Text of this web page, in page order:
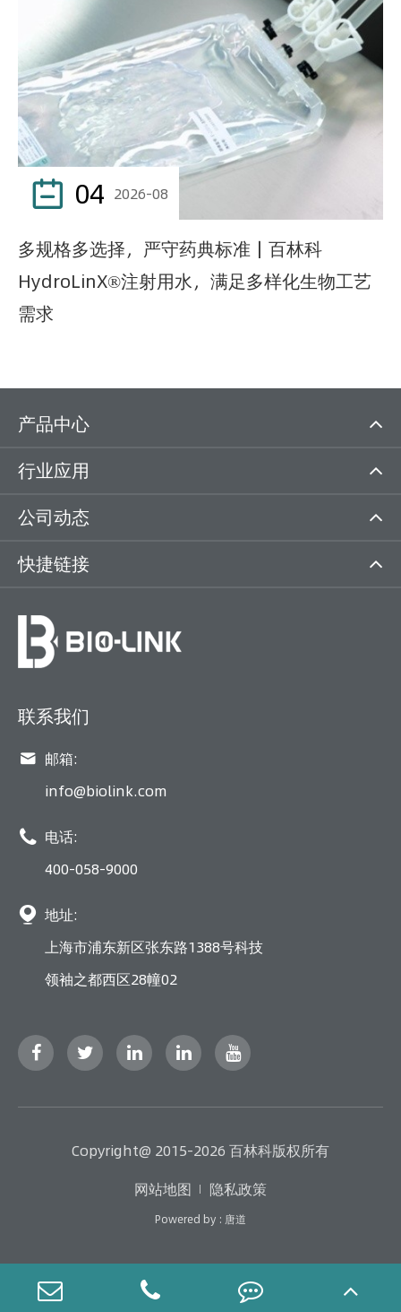
 04 2026-08
多规格多选择，严守药典标准｜百林科
HydroLinX®注射用水，满足多样化生物工艺
需求
产品中心
行业应用
公司动态
快捷链接
联系我们
 邮箱:
info@biolink.com
 电话:
400-058-9000
 地址:
上海市浦东新区张东路1388号科技
领袖之都西区28幢02
Copyright@ 2015-2026 百林科版权所有
网站地图
隐私政策
Powered by : 唐道